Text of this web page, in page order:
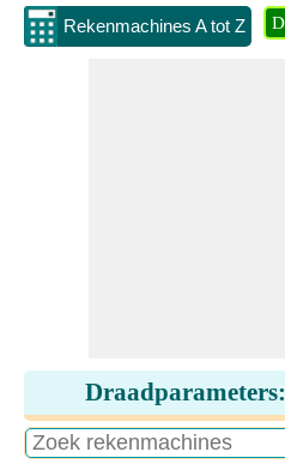
Rekenmachines A tot Z